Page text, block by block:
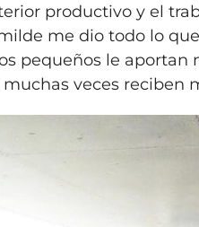
productivo y el
me dio todo lo
pequeños le
veces reciben